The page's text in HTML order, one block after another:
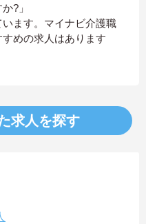
?」
います。マイナビ介護職
めの求人はあります
求人を探す